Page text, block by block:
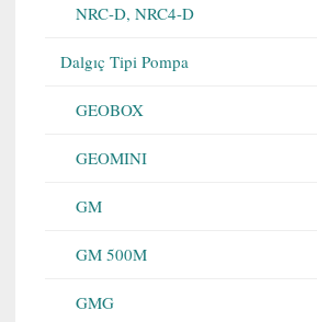
NRC-D, NRC4-D
Dalgıç Tipi Pompa
GEOBOX
GEOMINI
GM
GM 500M
GMG